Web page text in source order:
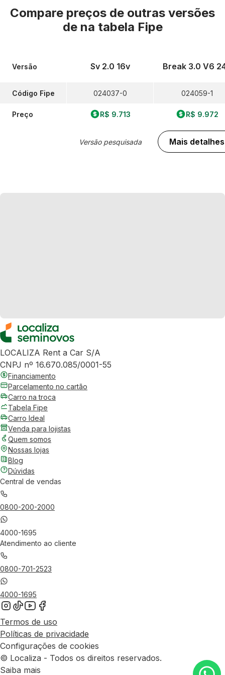
Compare preços de outras versões
de na tabela Fipe
Versão
Código Fipe
Preço
Sv 2.0 16v
024037-0
R$ 9.713
Versão pesquisada
Break 3.0 V6
024059-1
R$ 9.972
Mais detalhes
LOCALIZA Rent a Car S/A
CNPJ nº 16.670.085/0001-55
Financiamento
Parcelamento no cartão
Carro na troca
Tabela Fipe
Carro Ideal
Venda para lojistas
Quem somos
Nossas lojas
Blog
Dúvidas
Central de vendas
0800-200-2000
4000-1695
Atendimento ao cliente
0800-701-2523
4000-1695
Termos de uso
Políticas de privacidade
Configurações de cookies
© Localiza - Todos os direitos reservados.
Saiba mais